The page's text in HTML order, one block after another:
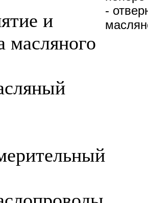
и
масляного
-